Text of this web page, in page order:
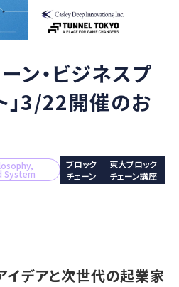
ン・ビジネスプ
」3/22開催のお
System
ブロック
チェーン
東大ブロック
チェーン講座
イデアと次世代の起業家